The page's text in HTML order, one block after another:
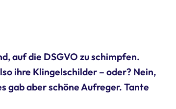
auf die DSGVO zu schimpfen.
ihre Klingelschilder – oder? Nein,
gab aber schöne Aufreger. Tante